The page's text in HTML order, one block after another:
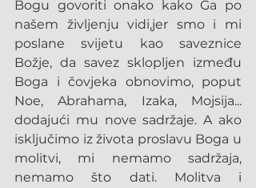
Bogu govoriti onako kako Ga po
našem življenju vidi,jer smo i mi
poslane svijetu kao saveznice
Božje, da savez sklopljen između
Boga i čovjeka obnovimo, poput
Noe, Abrahama, Izaka, Mojsija...
dodajući mu nove sadržaje. A ako
isključimo iz života proslavu Boga u
molitvi, mi nemamo sadržaja,
nemamo što dati. Molitva i